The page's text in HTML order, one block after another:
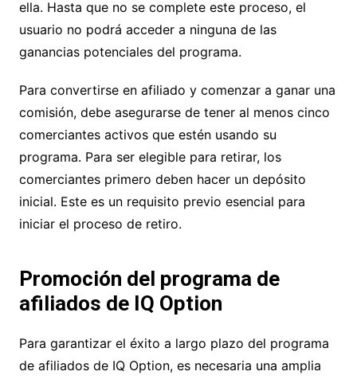
ella. Hasta que no se complete este proceso, el
usuario no podrá acceder a ninguna de las
ganancias potenciales del programa.
Para convertirse en afiliado y comenzar a ganar una
comisión, debe asegurarse de tener al menos cinco
comerciantes activos que estén usando su
programa. Para ser elegible para retirar, los
comerciantes primero deben hacer un depósito
inicial. Este es un requisito previo esencial para
iniciar el proceso de retiro.
Promoción del programa de
afiliados de IQ Option
Para garantizar el éxito a largo plazo del programa
de afiliados de IQ Option, es necesaria una amplia